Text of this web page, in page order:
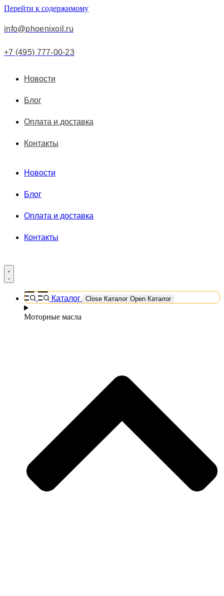
Перейти к содержимому
info@phoenixoil.ru
+7 (495) 777-00-23
Новости
Блог
Оплата и доставка
Контакты
Новости
Блог
Оплата и доставка
Контакты
Каталог Close Каталог Open Каталог
Моторные масла